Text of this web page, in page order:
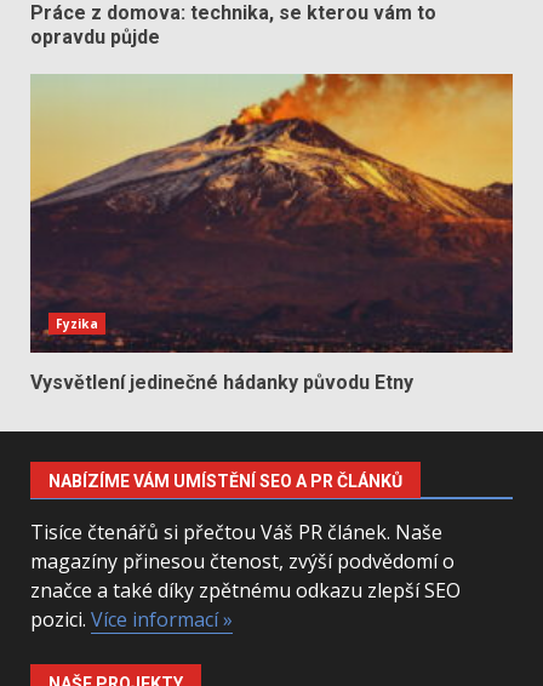
Práce z domova: technika, se kterou vám to
opravdu půjde
Fyzika
Vysvětlení jedinečné hádanky původu Etny
NABÍZÍME VÁM UMÍSTĚNÍ SEO A PR ČLÁNKŮ
Tisíce čtenářů si přečtou Váš PR článek. Naše
magazíny přinesou čtenost, zvýší podvědomí o
značce a také díky zpětnému odkazu zlepší SEO
pozici. Více informací »